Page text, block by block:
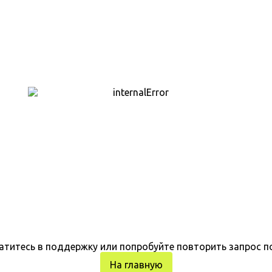
в поддержку или попробуйте повторить запрос
На главную